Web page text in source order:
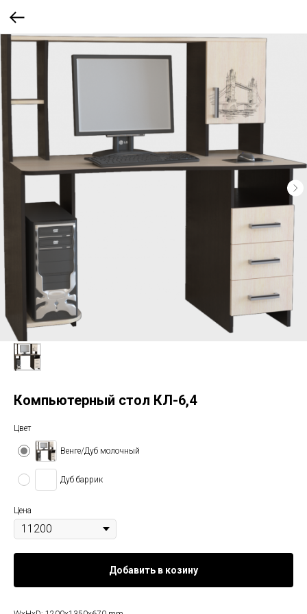
Компьютерный стол КЛ-6,4
Цвет
Венге/Дуб молочный
Дуб баррик
Цена
Добавить в козину